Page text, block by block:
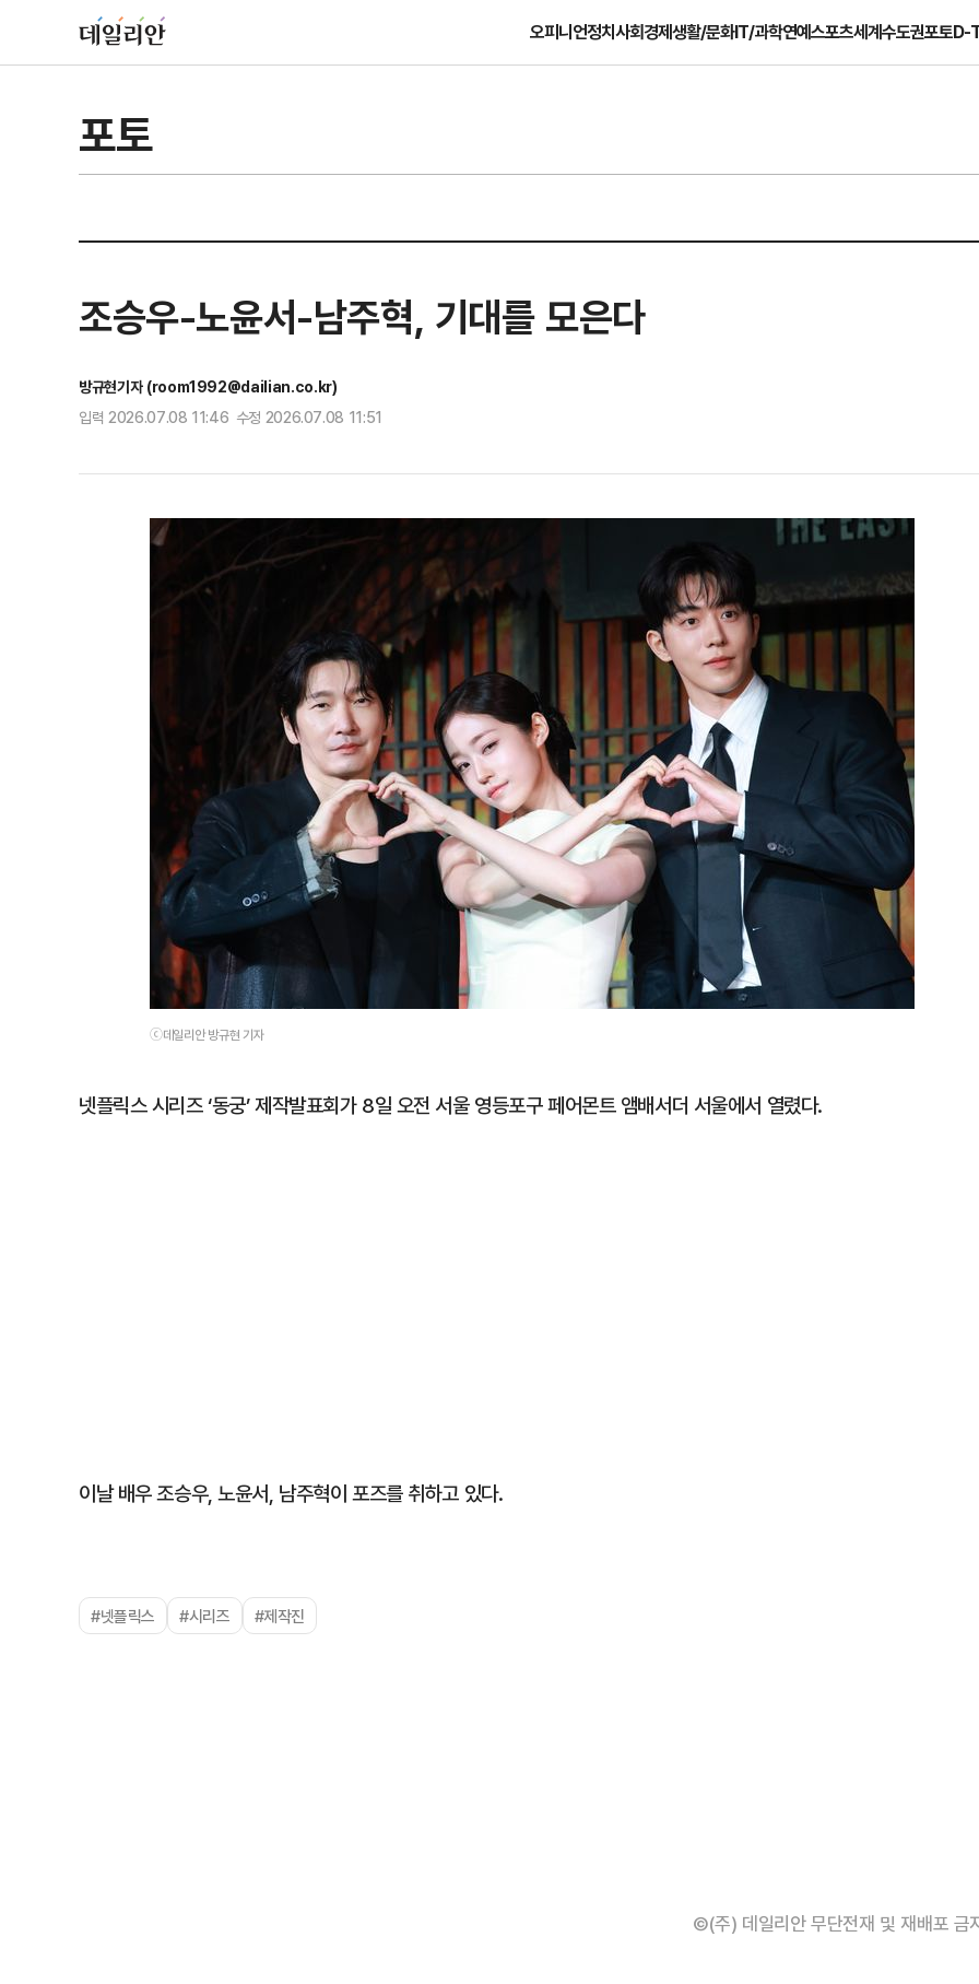
오피니언정치사회경제생활/문화IT/과학연예스포츠세계수도권포토D-
포토
조승우-노윤서-남주혁, 기대를 모은다
방규현기자 (room1992@dailian.co.kr)
입력 2026.07.08 11:46 수정 2026.07.08 11:51
ⓒ데일리안 방규현 기자
넷플릭스 시리즈 ‘동궁’ 제작발표회가 8일 오전 서울 영등포구 페어몬트 앰배서더 서울에서 열렸다.
이날 배우 조승우, 노윤서, 남주혁이 포즈를 취하고 있다.
#넷플릭스 #시리즈 #제작진
©(주) 데일리안 무단전재 및 재배포 금